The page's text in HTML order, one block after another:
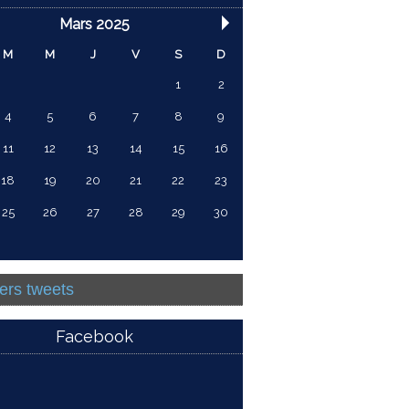
Mars 2025
M M J V S D
1 2
4 5 6 7 8 9
11 12 13 14 15 16
18 19 20 21 22 23
25 26 27 28 29 30
tweets
Facebook